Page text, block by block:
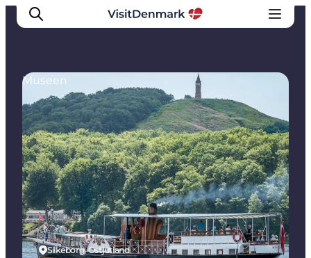
Inspiration
Regionen
Erlebnisse
Unterkünfte
Reiseplanung
Silkeborg, Ostjütland
Museen